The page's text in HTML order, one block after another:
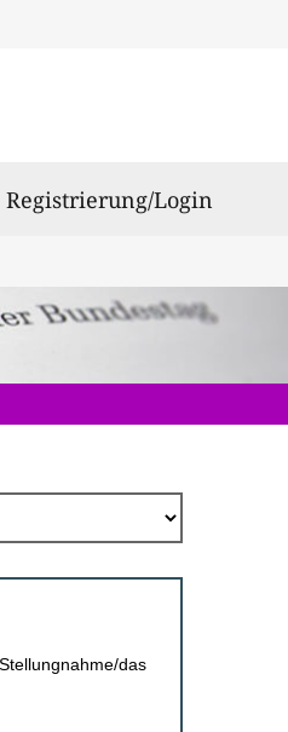
Registrierung/Login
das